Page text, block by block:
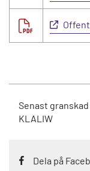
Senast granskad
KLALIW
Dela på